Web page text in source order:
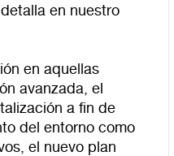
en nuestro
en aquellas
avanzada, el
a fin de
del entorno como
el nuevo plan